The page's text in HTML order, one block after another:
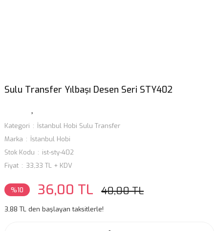
Sulu Transfer Yılbaşı Desen Seri STY402
Kategori
İstanbul Hobi Sulu Transfer
Marka
İstanbul Hobi
Stok Kodu
ist-sty-402
Fiyat
33,33 TL + KDV
%10 36,00 TL 40,00 TL
3,88 TL den başlayan taksitlerle!